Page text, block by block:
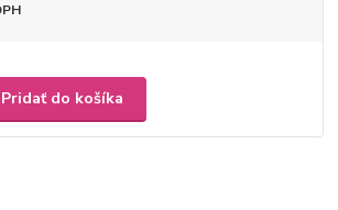
Pridať do košíka